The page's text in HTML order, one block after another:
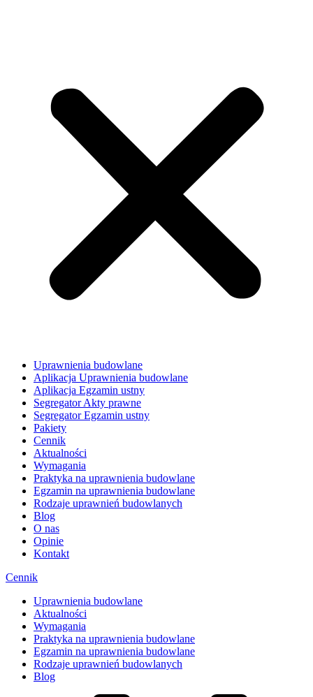
Uprawnienia budowlane
Aplikacja Uprawnienia budowlane
Aplikacja Egzamin ustny
Segregator Akty prawne
Segregator Egzamin ustny
Pakiety
Cennik
Aktualności
Wymagania
Praktyka na uprawnienia budowlane
Egzamin na uprawnienia budowlane
Rodzaje uprawnień budowlanych
Blog
O nas
Opinie
Kontakt
Cennik
Uprawnienia budowlane
Aktualności
Wymagania
Praktyka na uprawnienia budowlane
Egzamin na uprawnienia budowlane
Rodzaje uprawnień budowlanych
Blog